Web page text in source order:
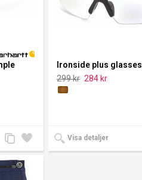
Lägg
till i
önskelista
Lägg
till
jämförelse
Ironside plus glasses
299 kr 284 kr
Visa detaljer